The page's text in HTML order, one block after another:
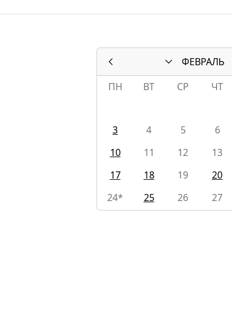
ФЕВРАЛЬ
ПН
ВТ СР ЧТ
3
4 5 6
10
11 12 13
17
18 19 20
24*
25 26 27